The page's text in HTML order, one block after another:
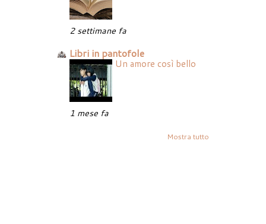
2 settimane fa
Libri in pantofole
Un amore così bello
1 mese fa
Mostra tutto